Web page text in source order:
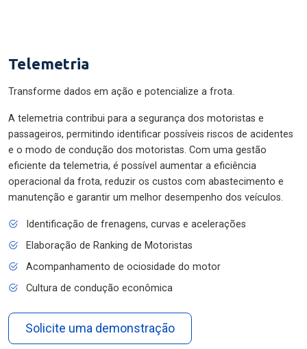
Telemetria
Transforme dados em ação e potencialize a frota.
A telemetria contribui para a segurança dos motoristas e
passageiros, permitindo identificar possíveis riscos de acidentes
e o modo de condução dos motoristas. Com uma gestão
eficiente da telemetria, é possível aumentar a eficiência
operacional da frota, reduzir os custos com abastecimento e
manutenção e garantir um melhor desempenho dos veículos.
Identificação de frenagens, curvas e acelerações
Elaboração de Ranking de Motoristas
Acompanhamento de ociosidade do motor
Cultura de condução econômica
Solicite uma demonstração